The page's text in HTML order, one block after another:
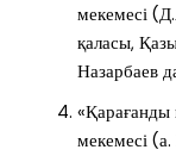
мекемесі
қаласы,
Назарбаев
«Қарағанды
мекемесі